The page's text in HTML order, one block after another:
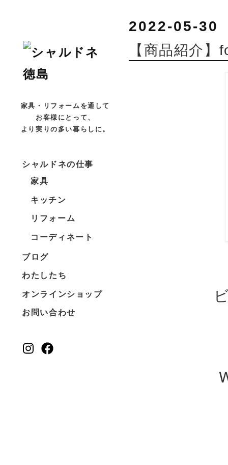
家具・リフォームを通して
お客様にとって、
より実りの多い暮らしに。
シャルドネの仕事
家具
キッチン
リフォーム
コーディネート
ブログ
わたしたち
オンラインショップ
お問い合わせ
2022-05-30
【商品紹介